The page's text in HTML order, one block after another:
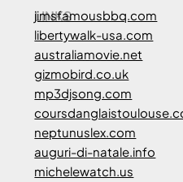
LINKS
jimsfamousbbq.com
libertywalk-usa.com
australiamovie.net
gizmobird.co.uk
mp3djsong.com
neptunuslex.com
auguri-di-natale.info
michelewatch.us